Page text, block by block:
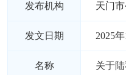
发布机构 天门
发文日期 2025
名称 关于